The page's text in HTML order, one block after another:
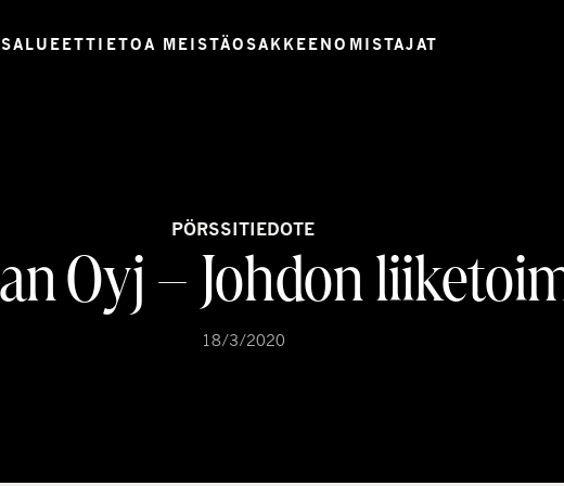
TIETOA MEISTÄOSAKKEENOMISTAJAT
PÖRSSITIEDOTE
Oyj – Johdon
18/3/2020